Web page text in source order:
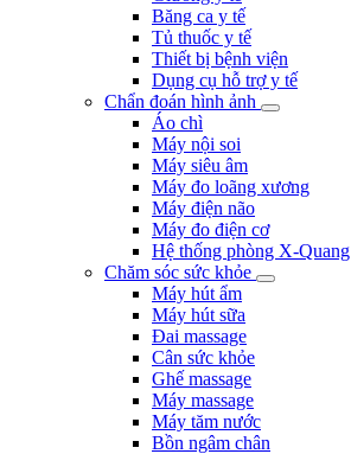
Băng ca y tế
Tủ thuốc y tế
Thiết bị bệnh viện
Dụng cụ hỗ trợ y tế
Chẩn đoán hình ảnh
Áo chì
Máy nội soi
Máy siêu âm
Máy đo loãng xương
Máy điện não
Máy đo điện cơ
Hệ thống phòng X-Quang
Chăm sóc sức khỏe
Máy hút ẩm
Máy hút sữa
Đai massage
Cân sức khỏe
Ghế massage
Máy massage
Máy tăm nước
Bồn ngâm chân